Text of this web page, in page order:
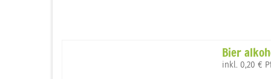
Bier
inkl. 0,20 €